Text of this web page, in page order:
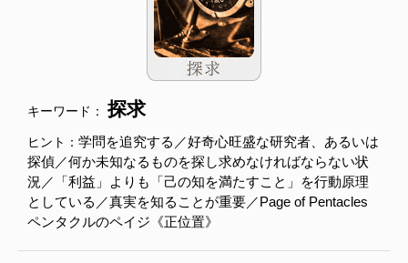
キーワード： 探求
ヒント： 学問を追究する／好奇心旺盛な研究者、あるいは
探偵／何か未知なるものを探し求めなければならない状
況／「利益」よりも「己の知を満たすこと」を行動原理
としている／真実を知ることが重要／Page of Pentacles
ペンタクルのペイジ《正位置》